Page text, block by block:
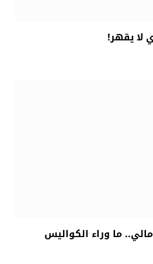
لا يقهر!
ما وراء الكواليس